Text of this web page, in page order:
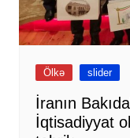
Ölkə slider
İranın
İqtisadiyyat